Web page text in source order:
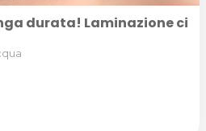
durata! Laminazione